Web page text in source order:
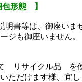
形態 】
明書等は、御座いま
ジも御座いません
リサイクル品 を
ただけます様、宜し